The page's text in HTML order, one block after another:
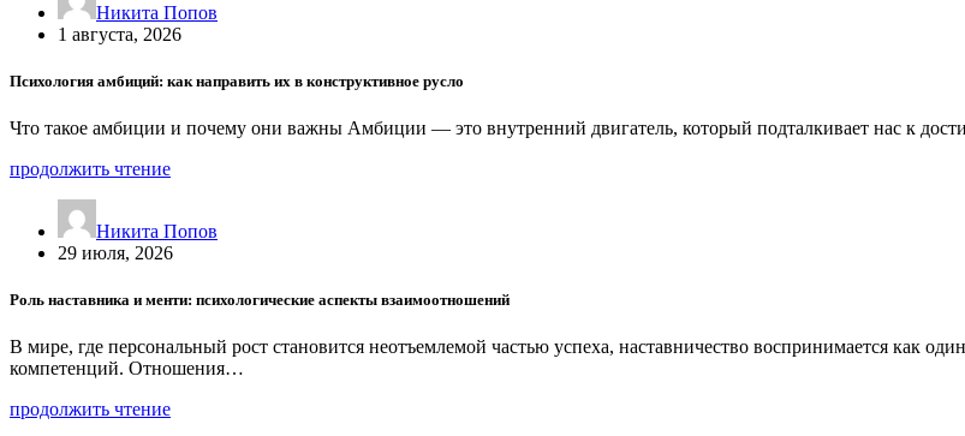
Никита Попов
1 августа, 2026
Психология амбиций: как направить их в конструктивное русло
Что такое амбиции и почему они важны Амбиции — это внутренний двигатель, который подталкивает нас к
продолжить чтение
Никита Попов
29 июля, 2026
Роль наставника и менти: психологические аспекты взаимоотношений
В мире, где персональный рост становится неотъемлемой частью успеха, наставничество воспринимается как
компетенций. Отношения…
продолжить чтение